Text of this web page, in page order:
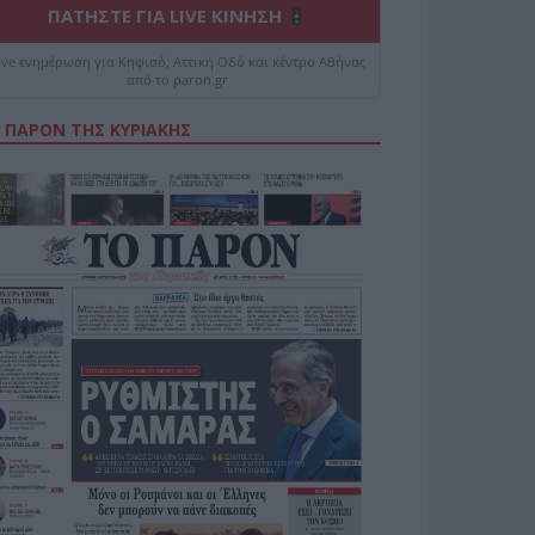
ΠΑΤΗΣΤΕ ΓΙΑ LIVE ΚΙΝΗΣΗ
ενημέρωση για Κηφισό, Αττική Οδό και κέντρο Αθήνας
από το paron.gr
ΤΗΣ ΚΥΡΙΑΚΗΣ